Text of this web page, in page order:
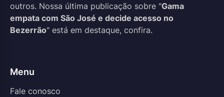
outros. Nossa última publicação sobre "Gama
empata com São José e decide acesso no
Bezerrão" está em destaque, confira.
Menu
Fale conosco